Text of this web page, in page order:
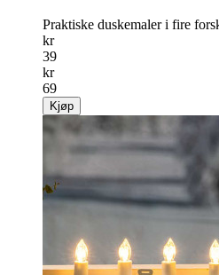
Praktiske duskemaler i fire
kr
39
kr
69
Kjøp